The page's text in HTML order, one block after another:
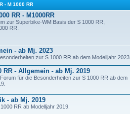
- M 1000 RR
RR - M1000RR
zur Superbike-WM Basis der S 1000 RR,
RR.
- ab Mj. 2023
zur S 1000 RR ab dem Modelljahr 2023.
RR - Allgemein - ab Mj. 2019
für die Besonderheiten zur S 1000 RR ab dem
- ab Mj. 2019
RR ab Modelljahr 2019.